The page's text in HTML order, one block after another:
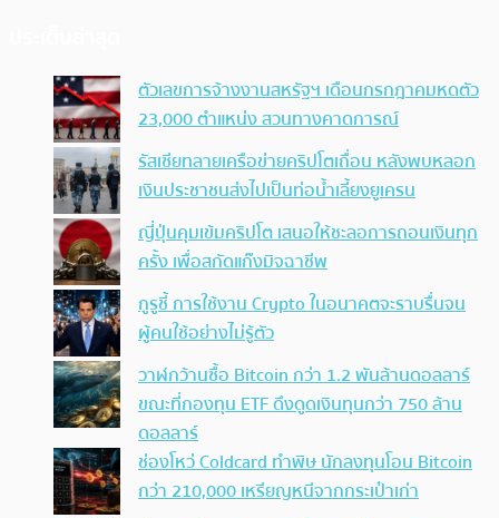
ตัวเลขการจ้างงานสหรัฐฯ เดือนกรกฎาคมหดตัว
23,000 ตำแหน่ง สวนทางคาดการณ์
รัสเซียทลายเครือข่ายคริปโตเถื่อน หลังพบหลอก
เงินประชาชนส่งไปเป็นท่อน้ำเลี้ยงยูเครน
ญี่ปุ่นคุมเข้มคริปโต เสนอให้ชะลอการถอนเงินทุก
ครั้ง เพื่อสกัดแก๊งมิจฉาชีพ
กูรูชี้ การใช้งาน Crypto ในอนาคตจะราบรื่นจน
ผู้คนใช้อย่างไม่รู้ตัว
วาฬกว้านซื้อ Bitcoin กว่า 1.2 พันล้านดอลลาร์
ขณะที่กองทุน ETF ดึงดูดเงินทุนกว่า 750 ล้าน
ดอลลาร์
ช่องโหว่ Coldcard ทำพิษ นักลงทุนโอน Bitcoin
กว่า 210,000 เหรียญหนีจากกระเป๋าเก่า